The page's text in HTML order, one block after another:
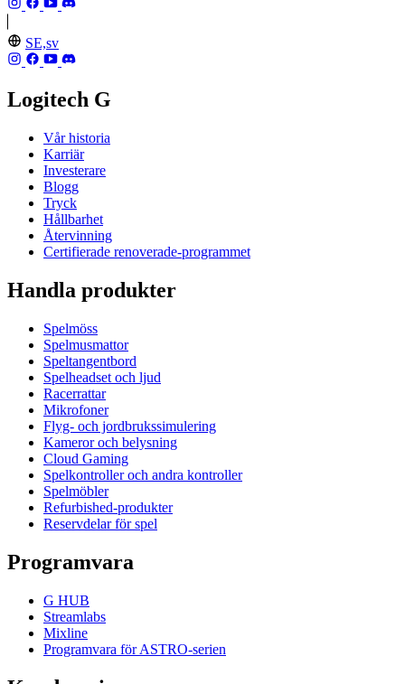
SE,sv
Logitech G
Vår historia
Karriär
Investerare
Blogg
Tryck
Hållbarhet
Återvinning
Certifierade renoverade-programmet
Handla produkter
Spelmöss
Spelmusmattor
Speltangentbord
Spelheadset och ljud
Racerrattar
Mikrofoner
Flyg- och jordbrukssimulering
Kameror och belysning
Cloud Gaming
Spelkontroller och andra kontroller
Spelmöbler
Refurbished-produkter
Reservdelar för spel
Programvara
G HUB
Streamlabs
Mixline
Programvara för ASTRO-serien